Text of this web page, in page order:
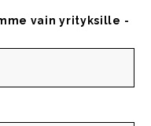
vain yrityksille -